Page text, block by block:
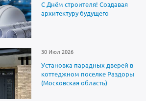
С Днём строителя! Создавая
архитектуру будущего
30 Июл 2026
Установка парадных дверей в
коттеджном поселке Раздоры
(Московская область)